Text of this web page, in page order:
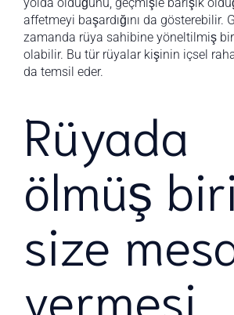
affetmeyi başardığını da gösterebilir.
zamanda rüya sahibine yöneltilmiş
olabilir. Bu tür rüyalar kişinin içsel
da temsil eder.
Rüyada
ölmüş
size
vermesi